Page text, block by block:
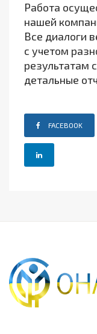
Работа
нашей
Все диалоги
с учетом
результатам
детальные
FACEBOOK